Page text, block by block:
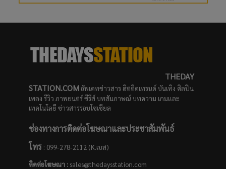
THEDAY
STATION.COMอัพเดทข่าวสาร ฮิตติดเทรนด์ บันเทิง ศิลปิน
เพลง รีวิว ภาพยนตร์ ซีรีส์ บทสัมภาษณ์ บทความ เกมและ
เทคโนโลยี ข่าวสารรอบโซเชียล
ช่องทางการติดต่อโฆษณาและประชาสัมพันธ์
โทร: 099-278-2112 (K.เบส)
ติดต่อโฆษณา :sales@thedaysstation.com